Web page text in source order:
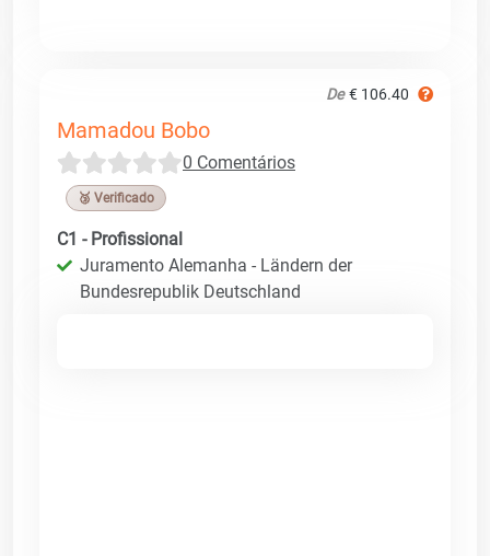
De € 106.40
Mamadou Bobo
0 Comentários
🥉 Verificado
C1 - Profissional
Juramento Alemanha - Ländern der
Bundesrepublik Deutschland